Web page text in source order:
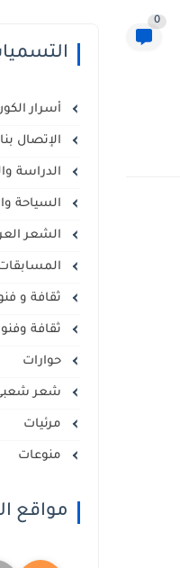
0
أسرار
الإتصال بنا
الدراسة
السياحة
الشعر
ثقافة و
ثقافة
حوارات
شعر
مرئيات
منوعات
مواقع